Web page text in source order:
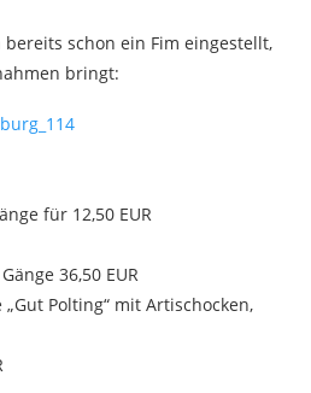
schon ein Fim eingestellt,
bringt:
für 12,50 EUR
36,50 EUR
Polting“ mit Artischocken,